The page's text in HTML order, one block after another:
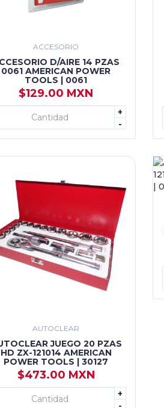
ACCESORIO
D/AIRE 14 PZAS
0061 AMERICAN POWER
TOOLS | 0061
$129.00 MXN
+
-
+ AGREGAR
AUTOCLEAR
JUEGO 20 PZAS
HD ZX-121014 AMERICAN
POWER TOOLS | 30127
$473.00 MXN
+
-
+ AGREGAR